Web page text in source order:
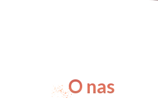
O nas